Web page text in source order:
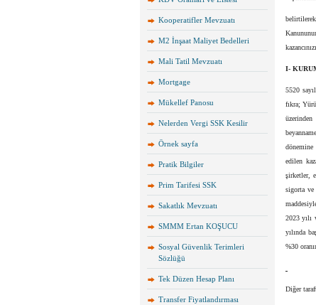
Kooperatifler Mevzuatı
M2 İnşaat Maliyet Bedelleri
Mali Tatil Mevzuatı
Mortgage
Mükellef Panosu
Nelerden Vergi SSK Kesilir
Örnek sayfa
Pratik Bilgiler
Prim Tarifesi SSK
Sakatlık Mevzuatı
SMMM Ertan KOŞUCU
Sosyal Güvenlik Terimleri
Sözlüğü
Tek Düzen Hesap Planı
Transfer Fiyatlandırması
I-
5520
fıkra;
edilen
şirketler,
sigorta
2023 yılı
yılında
%30
Diğer